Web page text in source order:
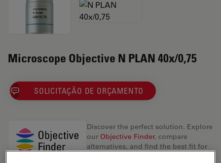
Microscope Objective N PLAN 40x/0,75
SOLICITAÇÃO DE ORÇAMENTO
Discover the perfect solution. Explore
our Objective Finder, compare
alternatives, and find the best fit for